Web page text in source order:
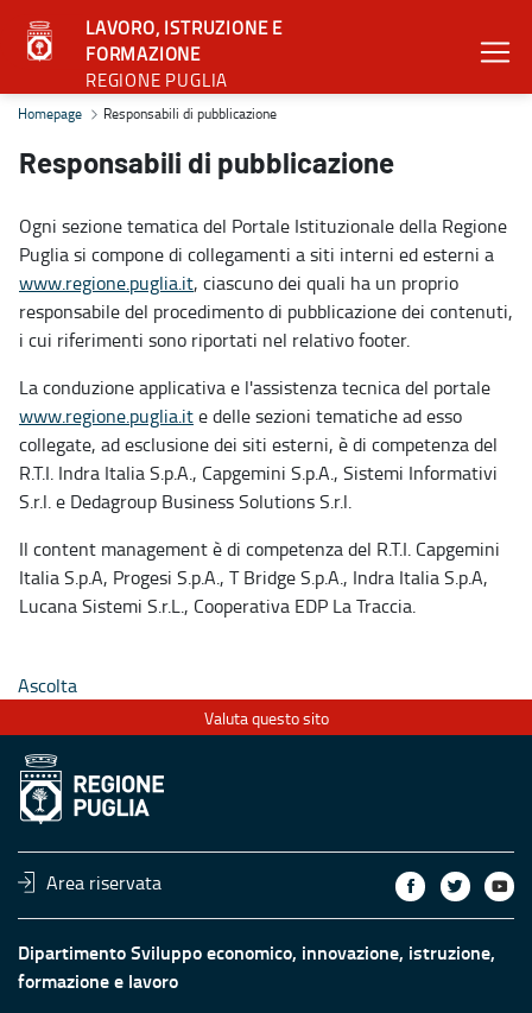
LAVORO, ISTRUZIONE E
FORMAZIONE
REGIONE PUGLIA
Responsabili di pubblicazione - Lavoro, istruzione e formazione
Homepage Responsabili di pubblicazione
Responsabili di pubblicazione
Ogni sezione tematica del Portale Istituzionale della Regione
Puglia si compone di collegamenti a siti interni ed esterni a
www.regione.puglia.it, ciascuno dei quali ha un proprio
responsabile del procedimento di pubblicazione dei contenuti,
i cui riferimenti sono riportati nel relativo footer.
La conduzione applicativa e l'assistenza tecnica del portale
www.regione.puglia.ite delle sezioni tematiche ad esso
collegate, ad esclusione dei siti esterni, è di competenza del
R.T.I. Indra Italia S.p.A., Capgemini S.p.A., Sistemi Informativi
S.r.l. e Dedagroup Business Solutions S.r.l.
Il content management è di competenza del R.T.I. Capgemini
Italia S.p.A, Progesi S.p.A., T Bridge S.p.A., Indra Italia S.p.A,
Lucana Sistemi S.r.L., Cooperativa EDP La Traccia.
Ascolta
Valuta questo sito
Area riservata
Dipartimento Sviluppo economico, innovazione, istruzione,
formazione e lavoro